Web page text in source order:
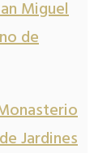
Miguel
de
Jardines